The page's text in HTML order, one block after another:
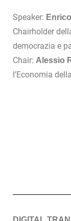
Speaker:
Chairholder
democrazia e
Chair: Alessio
l’Economia